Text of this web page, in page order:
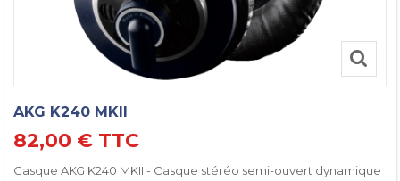
AKG K240 MKII
82,00 € TTC
Casque AKG K240 MKII - Casque stéréo semi-ouvert dynamique